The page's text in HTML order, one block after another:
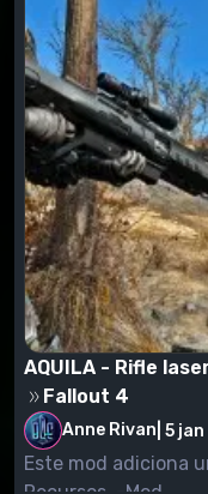
AQUILA - Rifle
Fallout 4
Anne Rivan 5 jan
Este mod adiciona